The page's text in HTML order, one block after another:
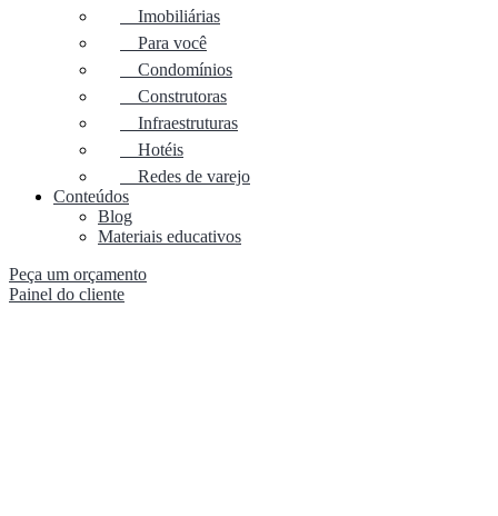
Imobiliárias
Para você
Condomínios
Construtoras
Infraestruturas
Hotéis
Redes de varejo
Conteúdos
Blog
Materiais educativos
Peça um orçamento
Painel do cliente